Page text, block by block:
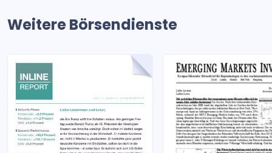
Weitere Börsendienste